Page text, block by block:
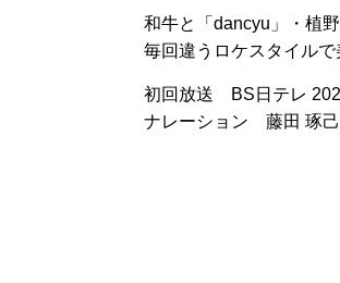
和牛と「dancyu」・植
毎回違うロケスタイルで
初回放送 BS日テレ
ナレーション 藤田 琢己